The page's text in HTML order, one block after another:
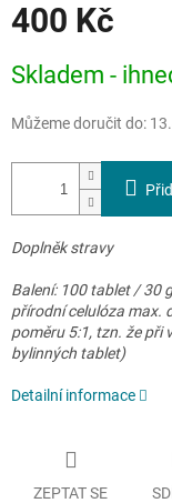
400 Kč
cena:
Skladem -
Můžeme doručit do:
Doplněk stravy
Balení: 100 tablet / 30
přírodní celulóza max.
poměru 5:1, tzn. že při
bylinných tablet)
Detailní informace
ZEPTAT SE